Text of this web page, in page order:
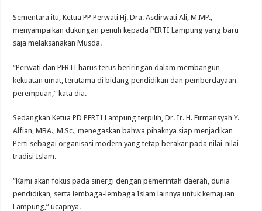
Sementara itu, Ketua PP Perwati Hj. Dra. Asdirwati Ali, M.MP.,
menyampaikan dukungan penuh kepada PERTI Lampung yang baru
saja melaksanakan Musda.
“Perwati dan PERTI harus terus beriringan dalam membangun
kekuatan umat, terutama di bidang pendidikan dan pemberdayaan
perempuan,” kata dia.
Sedangkan Ketua PD PERTI Lampung terpilih, Dr. Ir. H. Firmansyah Y.
Alfian, MBA., M.Sc., menegaskan bahwa pihaknya siap menjadikan
Perti sebagai organisasi modern yang tetap berakar pada nilai-nilai
tradisi Islam.
“Kami akan fokus pada sinergi dengan pemerintah daerah, dunia
pendidikan, serta lembaga-lembaga Islam lainnya untuk kemajuan
Lampung,” ucapnya.